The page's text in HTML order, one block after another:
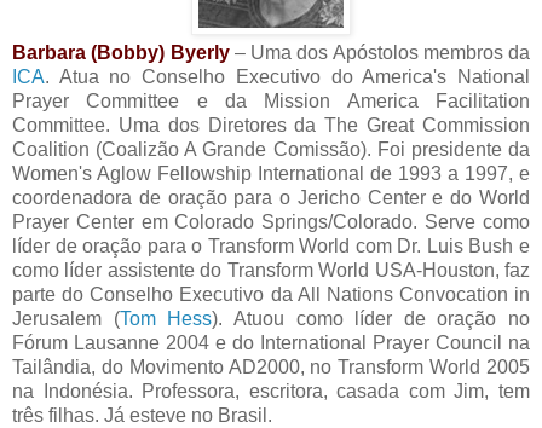
Barbara (Bobby) Byerly– Uma dos Apóstolos membros da
ICA. Atua no Conselho Executivo do America's National
Prayer Committee e da Mission America Facilitation
Committee. Uma dos Diretores da The Great Commission
Coalition (Coalizão A Grande Comissão). Foi presidente da
Women's Aglow Fellowship International de 1993 a 1997, e
coordenadora de oração para o Jericho Center e do World
Prayer Center em Colorado Springs/Colorado. Serve como
líder de oração para o Transform World com Dr. Luis Bush e
como líder assistente do Transform World USA-Houston, faz
parte do Conselho Executivo da All Nations Convocation in
Jerusalem (Tom Hess). Atuou como líder de oração no
Fórum Lausanne 2004 e do International Prayer Council na
Tailândia, do Movimento AD2000, no Transform World 2005
na Indonésia. Professora, escritora, casada com Jim, tem
três filhas. Já esteve no Brasil.